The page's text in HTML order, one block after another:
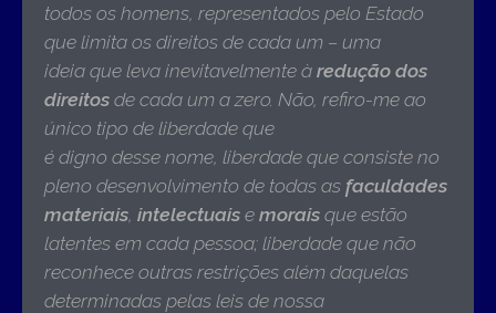
todos os homens, representados pelo Estado
que limita os direitos de cada um – uma
ideia que leva inevitavelmente à redução dos
direitos de cada um a zero. Não, refiro-me ao
único tipo de liberdade que
é digno desse nome, liberdade que consiste no
pleno desenvolvimento de todas as faculdades
materiais, intelectuais e morais que estão
latentes em cada pessoa; liberdade que não
reconhece outras restrições além daquelas
determinadas pelas leis de nossa